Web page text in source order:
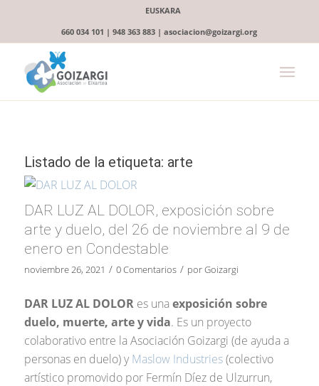
EUSKARA
660 034 101 | 948 363 883 | asociacion@goizargi.org
Listado de la etiqueta: arte
DAR LUZ AL DOLOR, exposición sobre
arte y duelo, del 26 de noviembre al 9 de
enero en Condestable
noviembre 26, 2021 / 0 Comentarios / porGoizargi
DAR LUZ AL DOLORes una exposición sobre
duelo, muerte, arte y vida. Es un proyecto
colaborativo entre la Asociación Goizargi (de ayuda a
personas en duelo) y Maslow Industries(colectivo
artístico promovido por Fermín Díez de Ulzurrun,